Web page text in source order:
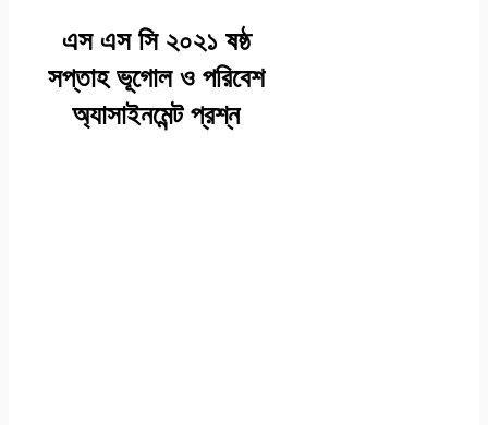
এস এস সি ২০২১ ষষ্ঠ
সপ্তাহ ভূগোল ও পরিবেশ
অ্যাসাইনমেন্ট প্রশ্ন